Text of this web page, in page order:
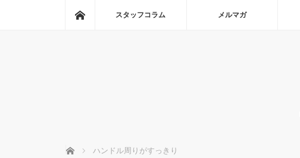
ホームスタッフコラム メルマガ
ホーム ハンドル周りがすっきり